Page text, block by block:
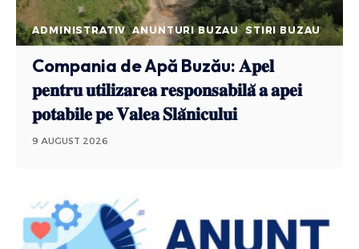
ADMINISTRATIV ANUNTURI BUZAU STIRI BUZAU
Compania de Apă Buzău: 𝐀𝐩𝐞𝐥
𝐩𝐞𝐧𝐭𝐫𝐮 𝐮𝐭𝐢𝐥𝐢𝐳𝐚𝐫𝐞𝐚 𝐫𝐞𝐬𝐩𝐨𝐧𝐬𝐚𝐛𝐢𝐥𝐚̆ 𝐚 𝐚𝐩𝐞𝐢
𝐩𝐨𝐭𝐚𝐛𝐢𝐥𝐞 𝐩𝐞 𝐕𝐚𝐥𝐞𝐚 𝐒𝐥𝐚̆𝐧𝐢𝐜𝐮𝐥𝐮𝐢
9 AUGUST 2026